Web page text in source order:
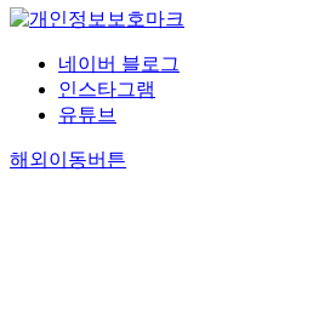
네이버 블로그
인스타그램
유튜브
해외이동버튼